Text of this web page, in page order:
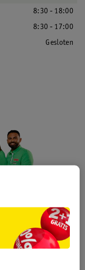
8:30 - 18:00
8:30 - 17:00
Gesloten